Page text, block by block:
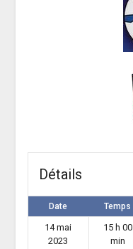
Détails
Date Temps
14 mai
2023
15 h 00
min